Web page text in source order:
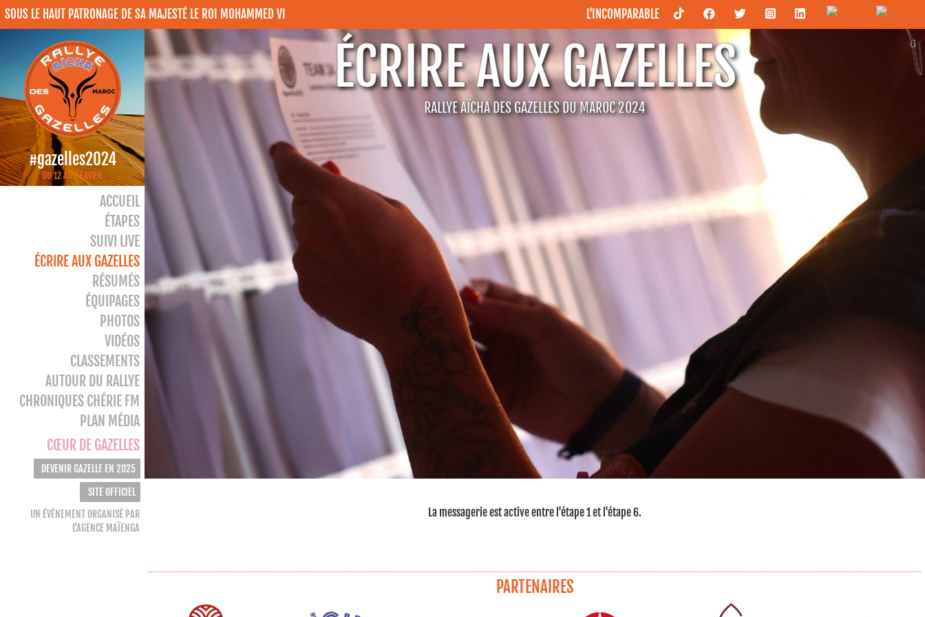
L'INCOMPARABLE
SOUS LE HAUT PATRONAGE DE SA MAJESTÉ LE ROI MOHAMMED VI
#gazelles2024
DU 12 AU 27 AVRIL
ACCUEIL
ÉTAPES
SUIVI LIVE
ÉCRIRE AUX GAZELLES
RÉSUMÉS
ÉQUIPAGES
PHOTOS
VIDÉOS
CLASSEMENTS
AUTOUR DU RALLYE
CHRONIQUES CHÉRIE FM
PLAN MÉDIA
CŒUR DE GAZELLES
DEVENIR GAZELLE EN 2025
SITE OFFICIEL
UN ÉVÉNEMENT ORGANISÉ PAR
L’AGENCE MAÏENGA
ÉCRIRE AUX GAZELLES
RALLYE AÏCHA DES GAZELLES DU MAROC 2024
La messagerie est active entre l'étape 1 et l'étape 6.
PARTENAIRES